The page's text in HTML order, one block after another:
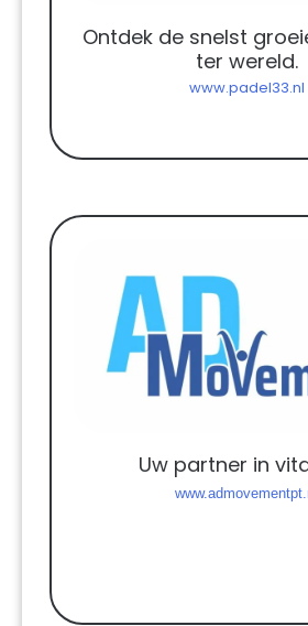
Ontdek de snelst
ter wereld.
www.padel33.nl
Uw partner in